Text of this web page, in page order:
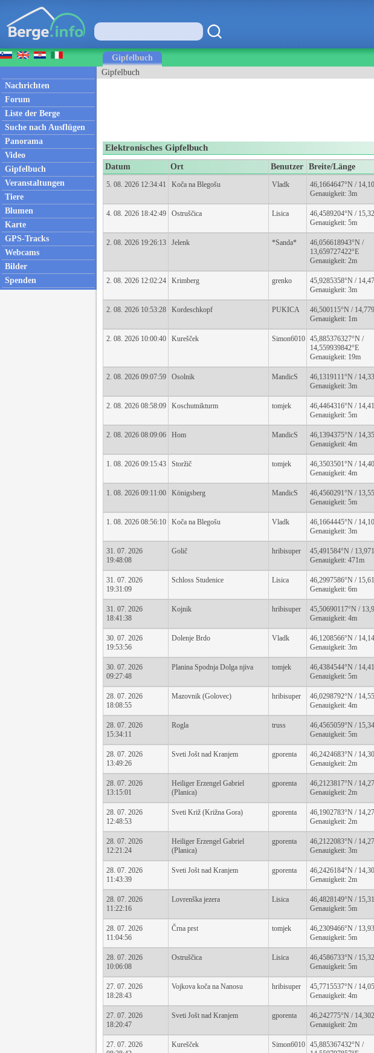
Gipfelbuch
Nachrichten
Forum
Liste der Berge
Suche nach Ausflügen
Panorama
Video
Gipfelbuch
Veranstaltungen
Tiere
Blumen
Karte
GPS-Tracks
Webcams
Bilder
Spenden
Gipfelbuch
Elektronisches Gipfelbuch
Datum Ort Benutzer Breite/Länge
5. 08. 2026 12:34:41 Koča na Blegošu Vladk
46,1664647°N /
Genauigkeit: 3m
4. 08. 2026 18:42:49 Ostruščica Lisica
46,4589204°N /
Genauigkeit: 5m
2. 08. 2026 19:26:13 Jelenk *Sanda*
46,056618943°N /
13,659727422°E
Genauigkeit: 2m
2. 08. 2026 12:02:24 Krimberg grenko
45,9285358°N /
Genauigkeit: 3m
2. 08. 2026 10:53:28 Kordeschkopf PUKICA
46,500115°N /
Genauigkeit: 1m
2. 08. 2026 10:00:40 Kurešček Simon6010 45,885376327°N /
14,559939842°E
Genauigkeit: 19m
2. 08. 2026 09:07:59 Osolnik MandicS
46,1319111°N /
Genauigkeit: 3m
2. 08. 2026 08:58:09 Koschutnikturm tomjek
46,4464316°N /
Genauigkeit: 5m
2. 08. 2026 08:09:06 Hom MandicS
46,1394375°N /
Genauigkeit: 4m
1. 08. 2026 09:15:43 Storžič tomjek
46,3503501°N /
Genauigkeit: 4m
1. 08. 2026 09:11:00 Königsberg MandicS
46,4560291°N /
Genauigkeit: 5m
1. 08. 2026 08:56:10 Koča na Blegošu Vladk
46,1664445°N /
Genauigkeit: 3m
31. 07. 2026
19:48:08
Golič hribisuper
45,491584°N /
Genauigkeit: 471m
31. 07. 2026
19:31:09
Schloss Studenice Lisica
46,2997586°N /
Genauigkeit: 6m
31. 07. 2026
18:41:38
Kojnik hribisuper
45,50690117°N /
Genauigkeit: 4m
30. 07. 2026
19:53:56
Dolenje Brdo Vladk
46,1208566°N /
Genauigkeit: 3m
30. 07. 2026
09:27:48
Planina Spodnja Dolga njiva tomjek
46,4384544°N /
Genauigkeit: 5m
28. 07. 2026
18:08:55
Mazovnik (Golovec) hribisuper
46,0298792°N /
Genauigkeit: 4m
28. 07. 2026
15:34:11
Rogla truss
46,4565059°N /
Genauigkeit: 5m
28. 07. 2026
13:49:26
Sveti Jošt nad Kranjem gporenta
46,2424683°N /
Genauigkeit: 2m
28. 07. 2026
13:15:01
Heiliger Erzengel Gabriel
(Planica)
gporenta
46,2123817°N /
Genauigkeit: 2m
28. 07. 2026
12:48:53
Sveti Križ (Križna Gora) gporenta
46,1902783°N /
Genauigkeit: 2m
28. 07. 2026
12:21:24
Heiliger Erzengel Gabriel
(Planica)
gporenta
46,2122083°N /
Genauigkeit: 3m
28. 07. 2026
11:43:39
Sveti Jošt nad Kranjem gporenta
46,2426184°N /
Genauigkeit: 2m
28. 07. 2026
11:22:16
Lovrenška jezera Lisica
46,4828149°N /
Genauigkeit: 5m
28. 07. 2026
11:04:56
Črna prst tomjek
46,2309466°N /
Genauigkeit: 5m
28. 07. 2026
10:06:08
Ostruščica Lisica
46,4586733°N /
Genauigkeit: 5m
27. 07. 2026
18:28:43
Vojkova koča na Nanosu hribisuper
45,7715537°N /
Genauigkeit: 4m
27. 07. 2026
18:20:47
Sveti Jošt nad Kranjem gporenta
46,242775°N /
Genauigkeit: 2m
27. 07. 2026
Kurešček Simon6010 45,885367432°N /